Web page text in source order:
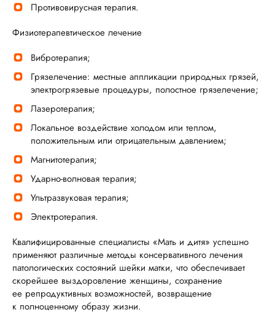
Противовирусная терапия.
Физиотерапевтическое лечение
Вибротерапия;
Грязелечение: местные аппликации природных грязей,
электрогрязевые процедуры, полостное грязелечение;
Лазеротерапия;
Локальное воздействие холодом или теплом,
положительным или отрицательным давлением;
Магнитотерапия;
Ударно-волновая терапия;
Ультразвуковая терапия;
Электротерапия.
Квалифицированные специалисты «Мать и дитя» успешно
применяют различные методы консервативного лечения
патологических состояний шейки матки, что обеспечивает
скорейшее выздоровление женщины, сохранение
ее репродуктивных возможностей, возвращение
к полноценному образу жизни.